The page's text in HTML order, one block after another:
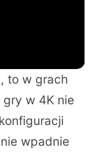
to w grach
gry w 4K nie
wpadnie